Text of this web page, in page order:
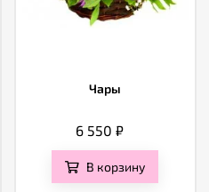
Чары
6 550₽
В корзину